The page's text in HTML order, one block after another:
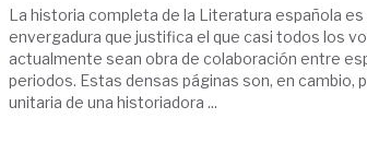
La historia completa de la Literatura española
envergadura que justifica el que casi todos los
actualmente sean obra de colaboración entre
periodos. Estas densas páginas son, en cambio,
unitaria de una historiadora ...